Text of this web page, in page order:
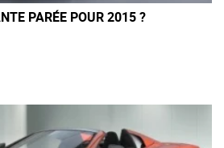
PARÉE POUR 2015 ?